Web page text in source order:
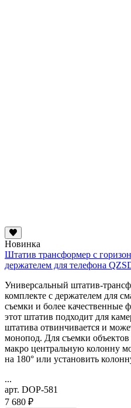
Новинка
Штатив трансформер с
держателем для телефона
Универсальный штатив-
комплекте с держателем для
съемки и более качественные
этот штатив подходит для
штатива отвинчивается и
монопод. Для съемки
макро центральную колонну
на 180° или установить
...
арт. DOP-581
7 680 ₽